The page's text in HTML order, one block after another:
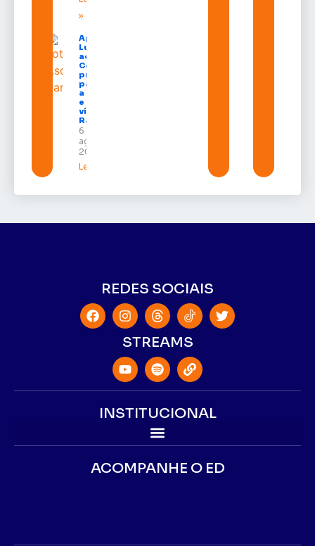
»
Após veto,
Lula envia
ao
Congresso
projeto
para criar
a UNIFRON
e grava
vídeo para
Randolfe
6 de
agosto de
2026
Leia mais »
REDES SOCIAIS
STREAMS
INSTITUCIONAL
ACOMPANHE O ED